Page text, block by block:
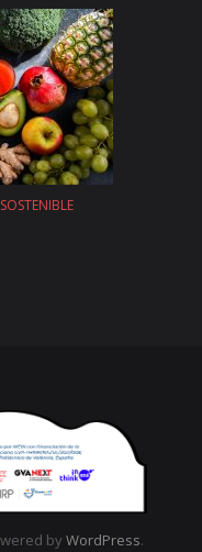
by WordPress.